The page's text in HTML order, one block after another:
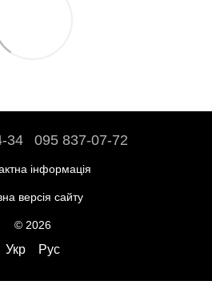
34 095 837-07-72
інформація
версія сайту
© 2026
Укр Рус